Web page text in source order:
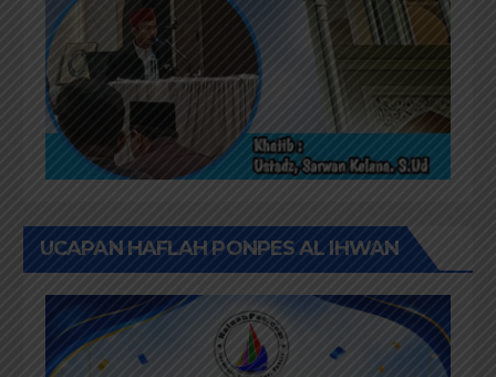
UCAPAN HAFLAH PONPES AL IHWAN